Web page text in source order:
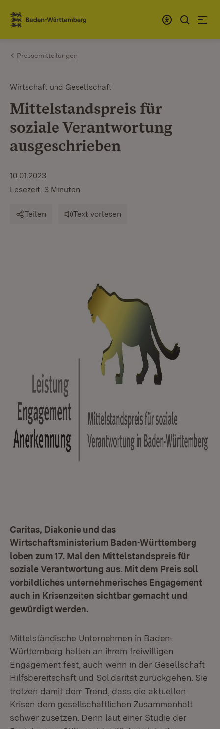
Zum Inhalt springen
Link zur Startseite
Pressemitteilungen
Wirtschaft und Gesellschaft
Mittelstandspreis für
soziale Verantwortung
ausgeschrieben
10.01.2023
Lesezeit: 3 Minuten
Teilen Text vorlesen
Caritas, Diakonie und das
Wirtschaftsministerium Baden-Württemberg
loben zum 17. Mal den Mittelstandspreis für
soziale Verantwortung aus. Mit dem Preis soll
vorbildliches unternehmerisches Engagement
auch in Krisenzeiten sichtbar gemacht und
gewürdigt werden.
Mittelständische Unternehmen in Baden-
Württemberg halten an ihrem freiwilligen
Engagement fest, auch wenn in der Gesellschaft
Hilfsbereitschaft und Solidarität zurückgehen. Sie
trotzen damit dem Trend, dass die aktuellen
Krisen dem gesellschaftlichen Zusammenhalt
schwer zusetzen. Denn laut einer Studie der